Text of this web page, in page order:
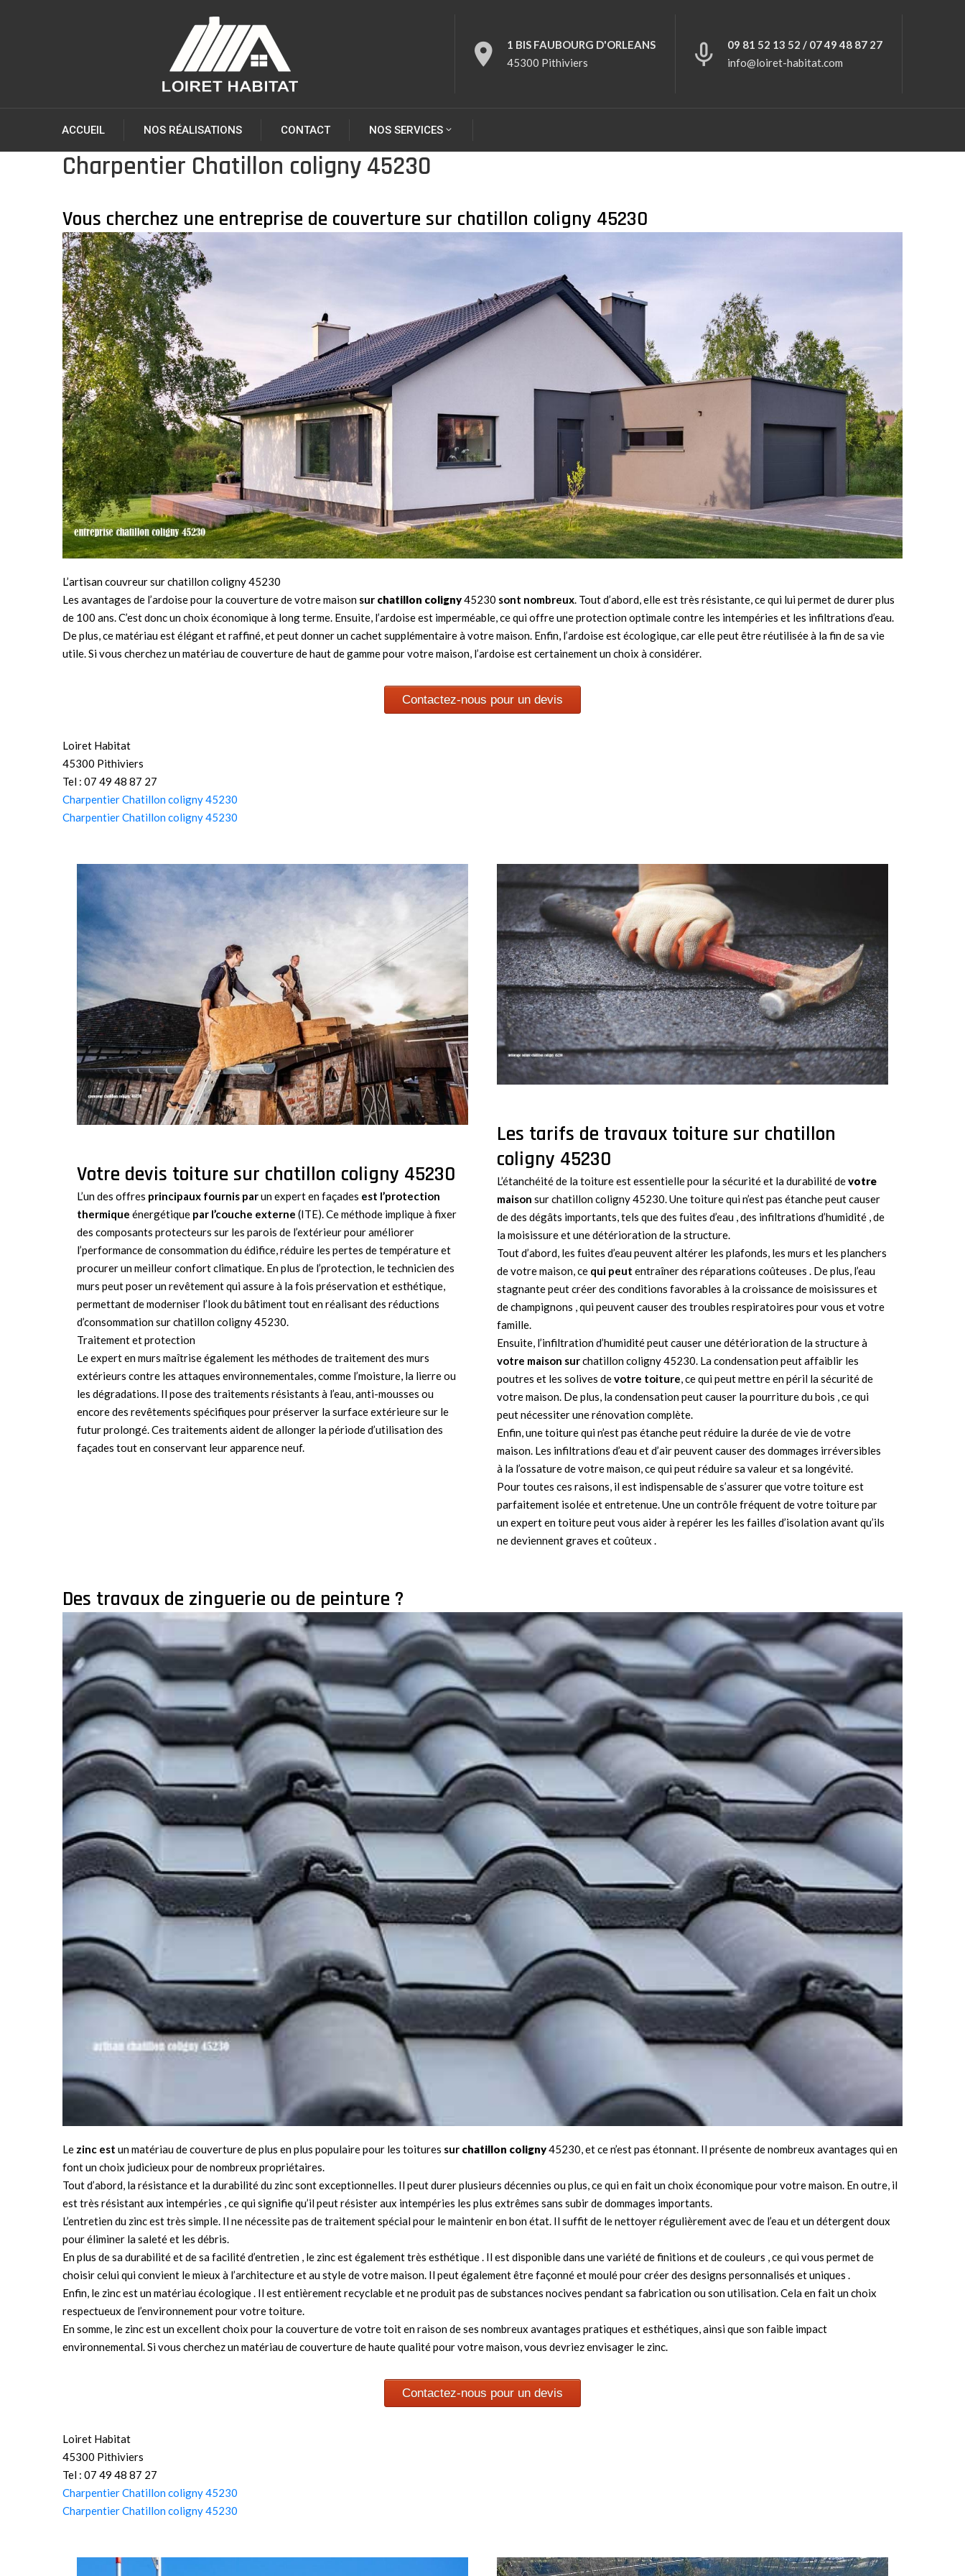
1 BIS FAUBOURG D'ORLEANS
45300 Pithiviers
09 81 52 13 52 / 07 49 48 87 27
info@loiret-habitat.com
ACCUEIL NOS RÉALISATIONS CONTACT NOS SERVICES
Charpentier Chatillon coligny 45230
Vous cherchez une entreprise de couverture sur chatillon coligny 45230
L’artisan couvreur sur chatillon coligny 45230
Les avantages de l’ardoise pour la couverture de votre maison sur chatillon coligny45230 sont nombreux. Tout d’abord, elle est très résistante, ce qui lui permet de durer plus
de 100 ans. C’est donc un choix économique à long terme. Ensuite, l’ardoise est imperméable, ce qui offre une protection optimale contre les intempéries et les infiltrations d’eau.
De plus, ce matériau est élégant et raffiné, et peut donner un cachet supplémentaire à votre maison. Enfin, l’ardoise est écologique, car elle peut être réutilisée à la fin de sa vie
utile. Si vous cherchez un matériau de couverture de haut de gamme pour votre maison, l’ardoise est certainement un choix à considérer.
Contactez-nous pour un devis
Loiret Habitat
45300 Pithiviers
Tel : 07 49 48 87 27
Charpentier Chatillon coligny 45230
Charpentier Chatillon coligny 45230
Votre devis toiture sur chatillon coligny 45230
L’un des offres principaux fournis parun expert en façades est l’protection
thermique énergétique par l’couche externe (ITE). Ce méthode implique à fixer
des composants protecteurs sur les parois de l’extérieur pour améliorer
l’performance de consommation du édifice, réduire les pertes de température et
procurer un meilleur confort climatique. En plus de l’protection, le technicien des
murs peut poser un revêtement qui assure à la fois préservation et esthétique,
permettant de moderniser l’look du bâtiment tout en réalisant des réductions
d’consommation sur chatillon coligny 45230.
Traitement et protection
Le expert en murs maîtrise également les méthodes de traitement des murs
extérieurs contre les attaques environnementales, comme l’moisture, la lierre ou
les dégradations. Il pose des traitements résistants à l’eau, anti-mousses ou
encore des revêtements spécifiques pour préserver la surface extérieure sur le
futur prolongé. Ces traitements aident de allonger la période d’utilisation des
façades tout en conservant leur apparence neuf.
Les tarifs de travaux toiture sur chatillon
coligny 45230
L’étanchéité de la toiture est essentielle pour la sécurité et la durabilité devotre
maison sur chatillon coligny 45230. Une toiture qui n’est pas étanche peut causer
de des dégâts importants, tels que des fuites d’eau , des infiltrations d’humidité , de
la moisissure et une détérioration de la structure.
Tout d’abord, les fuites d’eau peuvent altérer les plafonds, les murs et les planchers
de votre maison, ce qui peut entraîner des réparations coûteuses . De plus, l’eau
stagnante peut créer des conditions favorables à la croissance de moisissures et
de champignons , qui peuvent causer des troubles respiratoires pour vous et votre
famille.
Ensuite, l’infiltration d’humidité peut causer une détérioration de la structure à
votre maison surchatillon coligny 45230. La condensation peut affaiblir les
poutres et les solives devotre toiture , ce qui peut mettre en péril la sécurité de
votre maison. De plus, la condensation peut causer la pourriture du bois , ce qui
peut nécessiter une rénovation complète.
Enfin, une toiture qui n’est pas étanche peut réduire la durée de vie de votre
maison. Les infiltrations d’eau et d’air peuvent causer des dommages irréversibles
à la l’ossature de votre maison, ce qui peut réduire sa valeur et sa longévité.
Pour toutes ces raisons, il est indispensable de s’assurer que votre toiture est
parfaitement isolée et entretenue. Une un contrôle fréquent de votre toiture par
un expert en toiture peut vous aider à repérer les les failles d’isolation avant qu’ils
ne deviennent graves et coûteux .
Des travaux de zinguerie ou de peinture ?
Le zinc est un matériau de couverture de plus en plus populaire pour les toitures sur chatillon coligny45230, et ce n’est pas étonnant. Il présente de nombreux avantages qui en
font un choix judicieux pour de nombreux propriétaires.
Tout d’abord, la résistance et la durabilité du zinc sont exceptionnelles. Il peut durer plusieurs décennies ou plus, ce qui en fait un choix économique pour votre maison. En outre, il
est très résistant aux intempéries , ce qui signifie qu’il peut résister aux intempéries les plus extrêmes sans subir de dommages importants.
L’entretien du zinc est très simple. Il ne nécessite pas de traitement spécial pour le maintenir en bon état. Il suffit de le nettoyer régulièrement avec de l’eau et un détergent doux
pour éliminer la saleté et les débris.
En plus de sa durabilité et de sa facilité d’entretien , le zinc est également très esthétique . Il est disponible dans une variété de finitions et de couleurs , ce qui vous permet de
choisir celui qui convient le mieux à l’architecture et au style de votre maison. Il peut également être façonné et moulé pour créer des designs personnalisés et uniques .
Enfin, le zinc est un matériau écologique . Il est entièrement recyclable et ne produit pas de substances nocives pendant sa fabrication ou son utilisation. Cela en fait un choix
respectueux de l’environnement pour votre toiture.
En somme, le zinc est un excellent choix pour la couverture de votre toit en raison de ses nombreux avantages pratiques et esthétiques, ainsi que son faible impact
environnemental. Si vous cherchez un matériau de couverture de haute qualité pour votre maison, vous devriez envisager le zinc.
Contactez-nous pour un devis
Loiret Habitat
45300 Pithiviers
Tel : 07 49 48 87 27
Charpentier Chatillon coligny 45230
Charpentier Chatillon coligny 45230